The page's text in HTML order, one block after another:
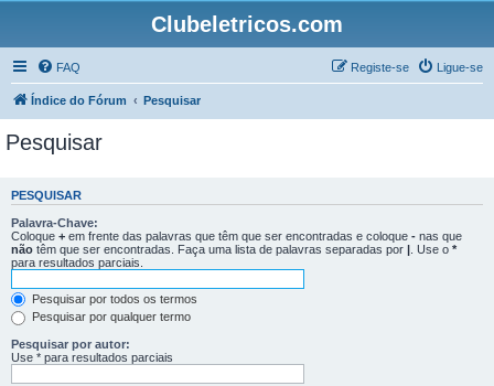
Clubeletricos.com
FAQ Ligue-se
Registe-se
Índice do Fórum Pesquisar
Pesquisar
PESQUISAR
Palavra-Chave:
Coloque + em frente das palavras que têm que ser encontradas e coloque - nas que
não têm que ser encontradas. Faça uma lista de palavras separadas por | . Use o *
para resultados parciais.
Pesquisar por todos os termos
Pesquisar por qualquer termo
Pesquisar por autor:
Use * para resultados parciais